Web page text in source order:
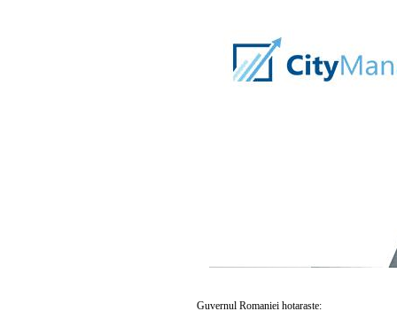
Guvernul Romaniei hotaraste: